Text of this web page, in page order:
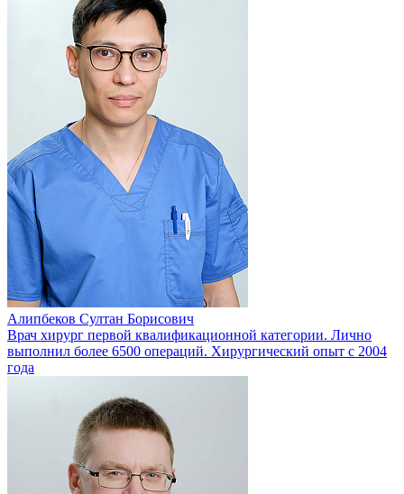
Алипбеков Султан Борисович
Врач хирург первой квалификационной категории. Лично
выполнил более 6500 операций. Хирургический опыт с 2004
года